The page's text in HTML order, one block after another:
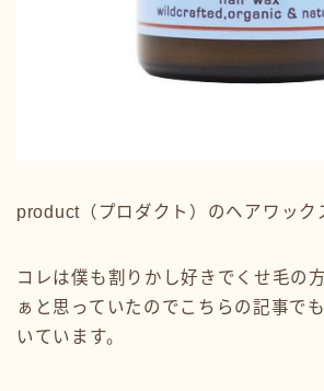
product（プロダクト）のヘアワック
コレは僕も割りかし好きでくせ毛の
ぁと思っていたのでこちらの記事で
いています。